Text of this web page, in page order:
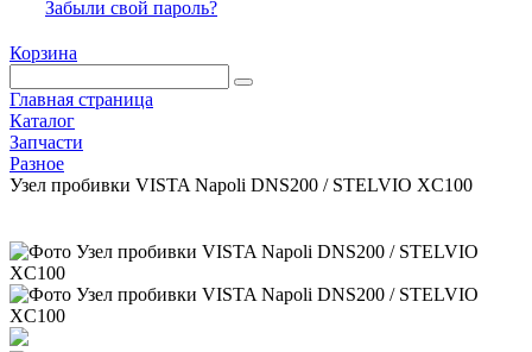
Забыли свой пароль?
Корзина
Главная страница
Каталог
Запчасти
Разное
Узел пробивки VISTA Napoli DNS200 / STELVIO XC100